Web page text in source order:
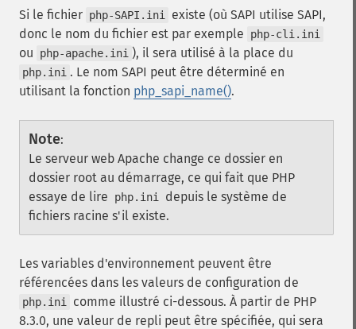
Si le fichier php-SAPI.ini
existe (où SAPI utilise SAPI,
donc le nom du fichier est par exemple
php-cli.ini
ou php-apache.ini ), il sera utilisé à la place du
php.ini . Le nom SAPI peut être déterminé en
utilisant la fonction php_sapi_name().
Note:
Le serveur web Apache change ce dossier en
dossier root au démarrage, ce qui fait que PHP
essaye de lire
php.ini
depuis le système de
fichiers racine s'il existe.
Les variables d'environnement peuvent être
référencées dans les valeurs de configuration de
php.ini
comme illustré ci-dessous. À partir de PHP
8.3.0, une valeur de repli peut être spécifiée, qui sera